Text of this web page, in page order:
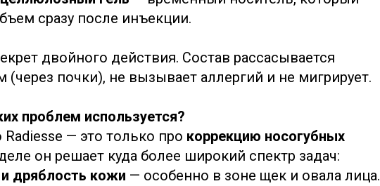
сразу после инъекции.
двойного действия. Состав рассасывается
(через почки), не вызывает аллергий и не мигрирует.
проблем используется?
— это только про коррекцию носогубных
он решает куда более широкий спектр задач:
и дряблость кожи — особенно в зоне щек и овала лица.